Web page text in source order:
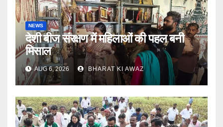
NEWS
देशी बीज संरक्षण में महिलाओं की पहल बनी
मिसाल
AUG 6, 2026 BHARAT KI AWAZ